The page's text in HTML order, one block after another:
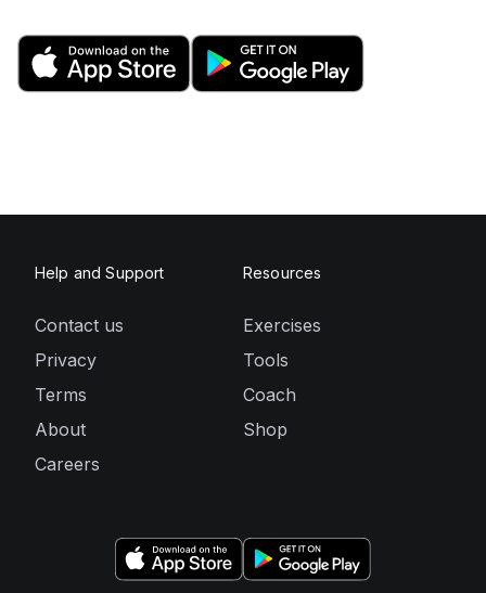
Help and Support
Contact us
Privacy
Terms
About
Careers
Resources
Exercises
Tools
Coach
Shop